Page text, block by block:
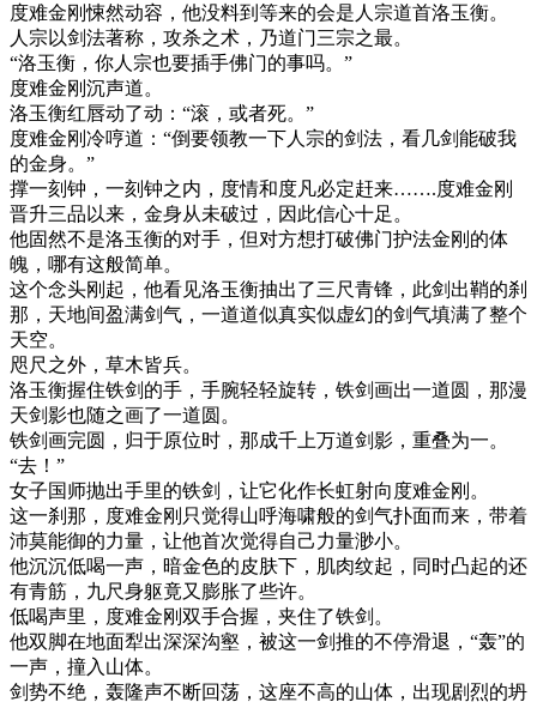
度难金刚悚然动容，他没料到等来的会是人宗道首洛玉衡。
人宗以剑法著称，攻杀之术，乃道门三宗之最。
“洛玉衡，你人宗也要插手佛门的事吗。”
度难金刚沉声道。
洛玉衡红唇动了动：“滚，或者死。”
度难金刚冷哼道：“倒要领教一下人宗的剑法，看几剑能破我
的金身。”
撑一刻钟，一刻钟之内，度情和度凡必定赶来…….度难金刚
晋升三品以来，金身从未破过，因此信心十足。
他固然不是洛玉衡的对手，但对方想打破佛门护法金刚的体
魄，哪有这般简单。
这个念头刚起，他看见洛玉衡抽出了三尺青锋，此剑出鞘的刹
那，天地间盈满剑气，一道道似真实似虚幻的剑气填满了整个
天空。
咫尺之外，草木皆兵。
洛玉衡握住铁剑的手，手腕轻轻旋转，铁剑画出一道圆，那漫
天剑影也随之画了一道圆。
铁剑画完圆，归于原位时，那成千上万道剑影，重叠为一。
“去！”
女子国师抛出手里的铁剑，让它化作长虹射向度难金刚。
这一刹那，度难金刚只觉得山呼海啸般的剑气扑面而来，带着
沛莫能御的力量，让他首次觉得自己力量渺小。
他沉沉低喝一声，暗金色的皮肤下，肌肉纹起，同时凸起的还
有青筋，九尺身躯竟又膨胀了些许。
低喝声里，度难金刚双手合握，夹住了铁剑。
他双脚在地面犁出深深沟壑，被这一剑推的不停滑退，“轰”的
一声，撞入山体。
剑势不绝，轰隆声不断回荡，这座不高的山体，出现剧烈的坍